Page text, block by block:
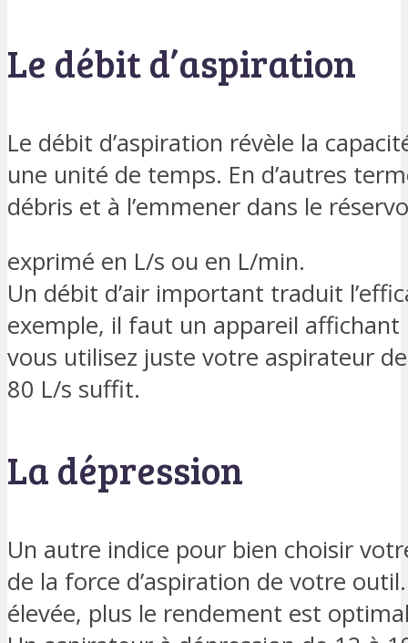
Le débit d’aspiration
Le débit d’aspiration révèle la
une unité de temps. En d’autres
débris et à l’emmener dans le
exprimé en L/s ou en L/min.
Un débit d’air important traduit
exemple, il faut un appareil affichant
vous utilisez juste votre aspirateur
80 L/s suffit.
La dépression
Un autre indice pour bien choisir
de la force d’aspiration de votre
élevée, plus le rendement est